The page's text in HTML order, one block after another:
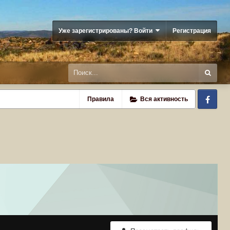
Уже зарегистрированы? Войти Регистрация
Правила Вся активность